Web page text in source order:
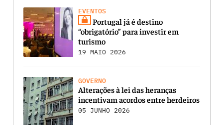
EVENTOS
Portugal já é destino
“obrigatório” para investir em
turismo
19 MAIO 2026
GOVERNO
Alterações à lei das heranças
incentivam acordos entre herdeiros
05 JUNHO 2026